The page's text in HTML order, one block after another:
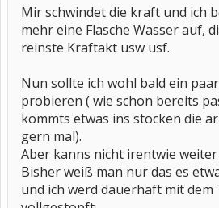
Mir schwindet die kraft und ich
mehr eine Flasche Wasser auf,
reinste Kraftakt usw usf.
Nun sollte ich wohl bald ein
probieren ( wie schon bereits
kommts etwas ins stocken die
gern mal).
Aber kanns nicht irentwie weiter
Bisher weiß man nur das es
und ich werd dauerhaft mit